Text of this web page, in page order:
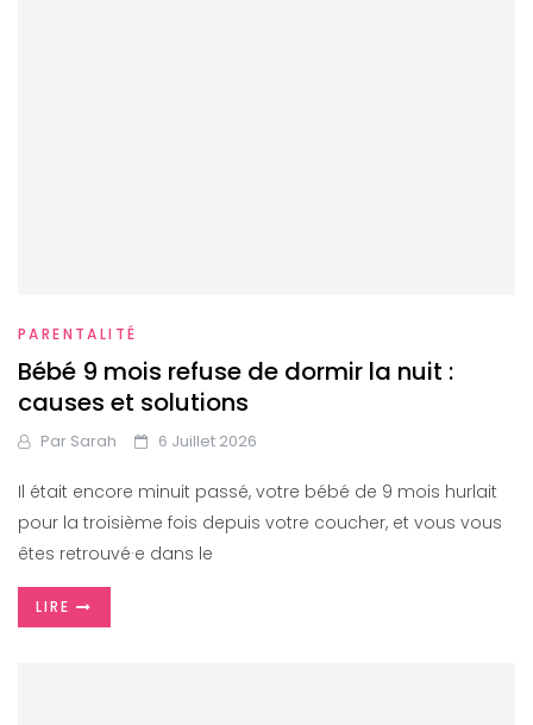
PARENTALITÉ
Bébé 9 mois refuse de dormir la nuit :
causes et solutions
Par Sarah 6 Juillet 2026
Il était encore minuit passé, votre bébé de 9 mois hurlait
pour la troisième fois depuis votre coucher, et vous vous
êtes retrouvé·e dans le
LIRE